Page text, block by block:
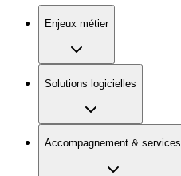
Enjeux métier
Solutions logicielles
Accompagnement & services